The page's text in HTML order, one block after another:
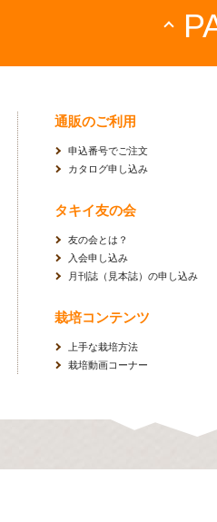
通販のご利用
申込番号でご注文
カタログ申し込み
タキイ友の会
友の会とは？
入会申し込み
月刊誌（見本誌）の申し込み
栽培コンテンツ
上手な栽培方法
栽培動画コーナー